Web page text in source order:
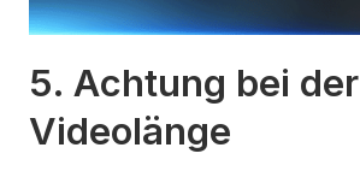
5. Achtung bei der
Videolänge